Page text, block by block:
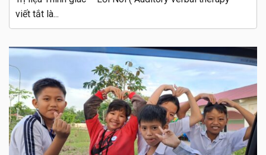
viết tắt là...